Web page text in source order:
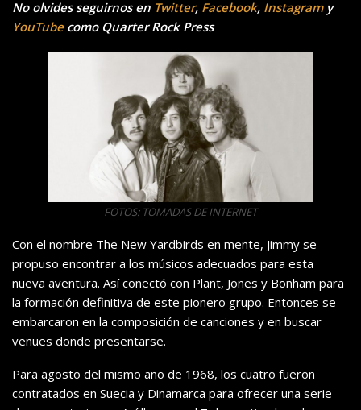
No olvides seguirnos en Twitter, Facebook, Instagramy
YouTubecomo Quarter Rock Press
FOTOS: TOMADAS DE INTERNET
Con el nombre The New Yardbirds en mente, Jimmy se
propuso encontrar a los músicos adecuados para esta
nueva aventura. Así conectó con Plant, Jones y Bonham para
la formación definitiva de este pionero grupo. Entonces se
embarcaron en la composición de canciones y en buscar
venues donde presentarse.
Para agosto del mismo año de 1968, los cuatro fueron
contratados en Suecia y Dinamarca para ofrecer una serie